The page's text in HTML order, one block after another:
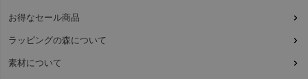
お得なセール商品
ラッピングの森について
素材について